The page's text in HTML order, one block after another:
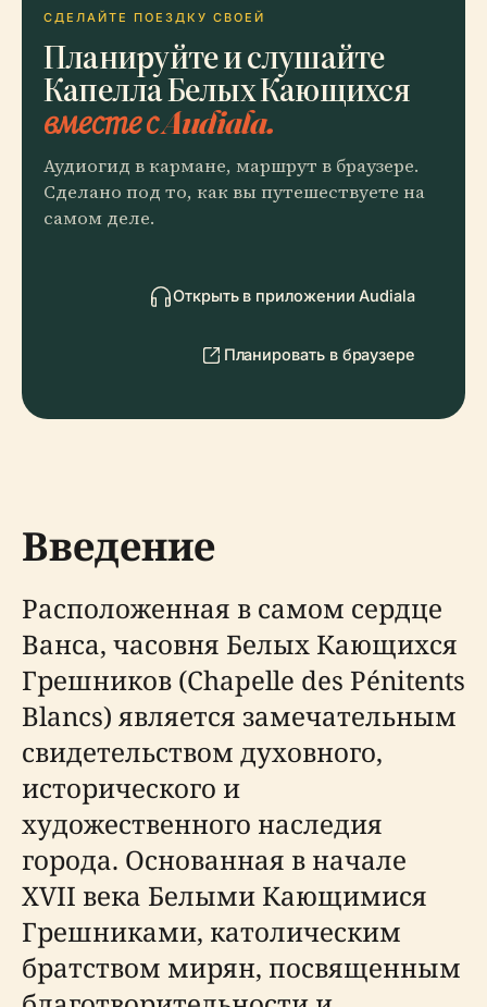
СДЕЛАЙТЕ ПОЕЗДКУ СВОЕЙ
Планируйте и слушайте
Капелла Белых Кающихся
вместе с Audiala.
Аудиогид в кармане, маршрут в браузере.
Сделано под то, как вы путешествуете на
самом деле.
Открыть в приложении Audiala
Планировать в браузере
Введение
Расположенная в самом сердце
Ванса, часовня Белых Кающихся
Грешников (Chapelle des Pénitents
Blancs) является замечательным
свидетельством духовного,
исторического и
художественного наследия
города. Основанная в начале
XVII века Белыми Кающимися
Грешниками, католическим
братством мирян, посвященным